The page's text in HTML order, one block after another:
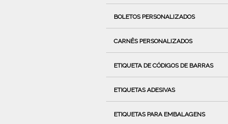
BOLETOS PERSONALIZADOS
CARNÊS PERSONALIZADOS
ETIQUETA DE CÓDIGOS DE BARRAS
ETIQUETAS ADESIVAS
ETIQUETAS PARA EMBALAGENS